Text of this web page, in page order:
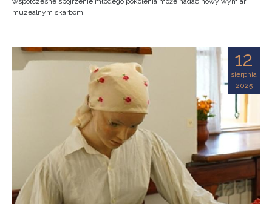
muzealnym skarbom.
12
sierpnia
2025